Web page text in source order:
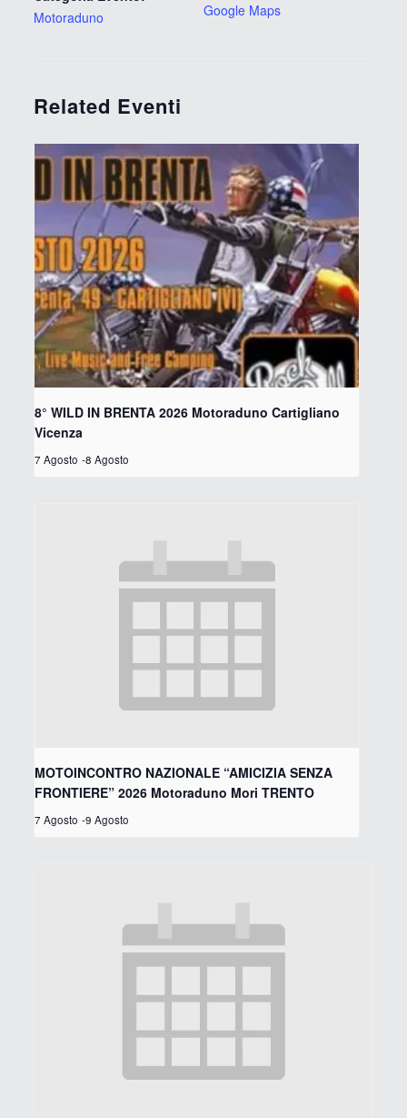
Motoraduno
Google Maps
Related Eventi
8° WILD IN BRENTA 2026 Motoraduno Cartigliano
Vicenza
7 Agosto -8 Agosto
MOTOINCONTRO NAZIONALE “AMICIZIA SENZA
FRONTIERE” 2026 Motoraduno Mori TRENTO
7 Agosto -9 Agosto